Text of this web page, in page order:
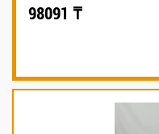
98091 ₸